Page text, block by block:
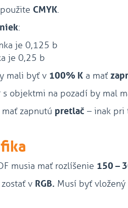
použite CMYK.
:
je 0,125 b
je 0,25 b
mali byť v 100% K a mať
s objektmi na pozadí by mal
mať zapnutú pretlač – inak pri
musia mať rozlíšenie 150 –
v RGB. Musí byť vložený